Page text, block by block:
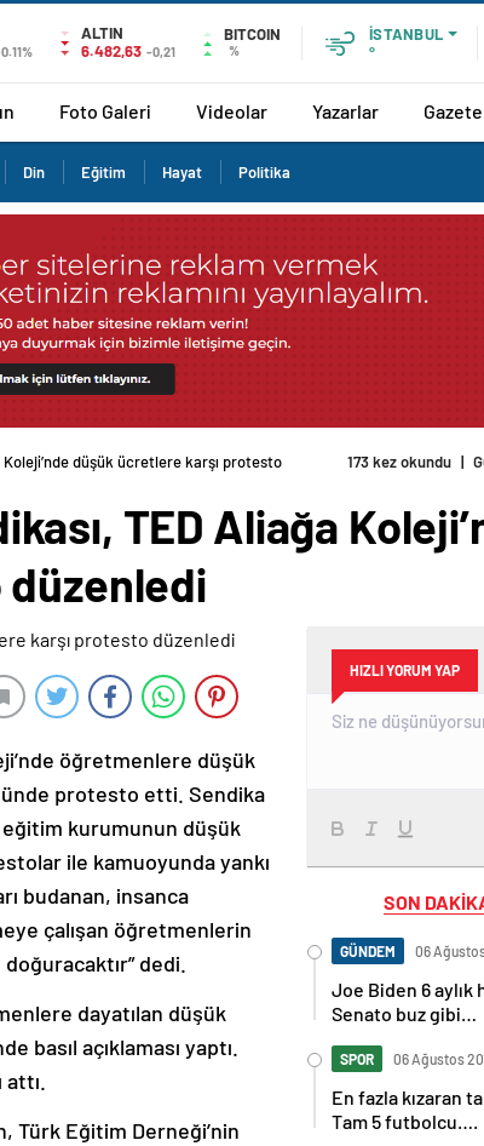
ALTIN
6.482,63 -0,21
BITCOIN
%
İSTANBUL
°
Foto Galeri Videolar Yazarlar
Din Eğitim Hayat Politika
düşük ücretlere karşı protesto
173 kez okundu |
TED Aliağa
öğretmenlere düşük
protesto etti. Sendika
eğitim kurumunun düşük
ile kamuoyunda yankı
budanan, insanca
çalışan öğretmenlerin
dedi.
dayatılan düşük
basıl açıklaması yaptı.
Türk Eğitim Derneği’nin
HIZLI YORUM YAP
SON
GÜNDEM 06
Joe Biden 6 aylık
Senato buz gibi…
SPOR 06 Ağustos
En fazla kızaran
Tam 5 futbolcu….